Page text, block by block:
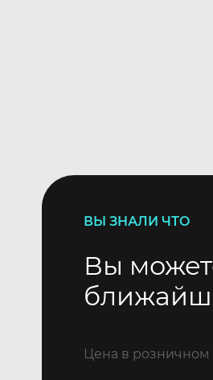
ВЫ ЗНАЛИ ЧТО
Вы
Цена в розничном